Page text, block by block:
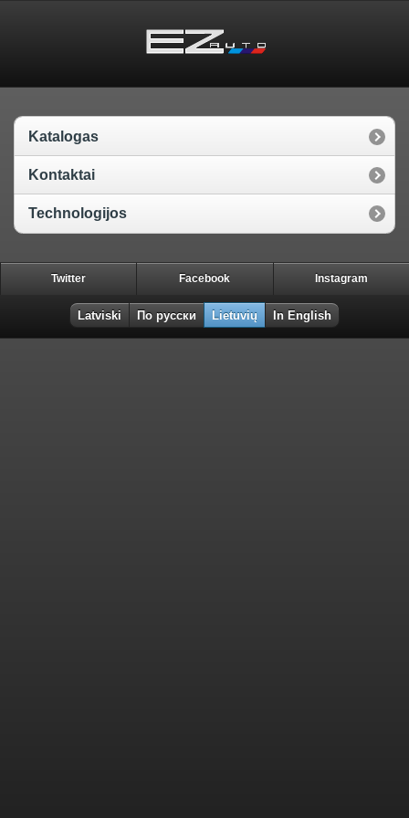
Katalogas
Kontaktai
Technologijos
Twitter Facebook Instagram
Latviski По русски Lietuvių In English